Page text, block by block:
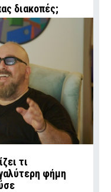
διακοπές;
τι
φήμη